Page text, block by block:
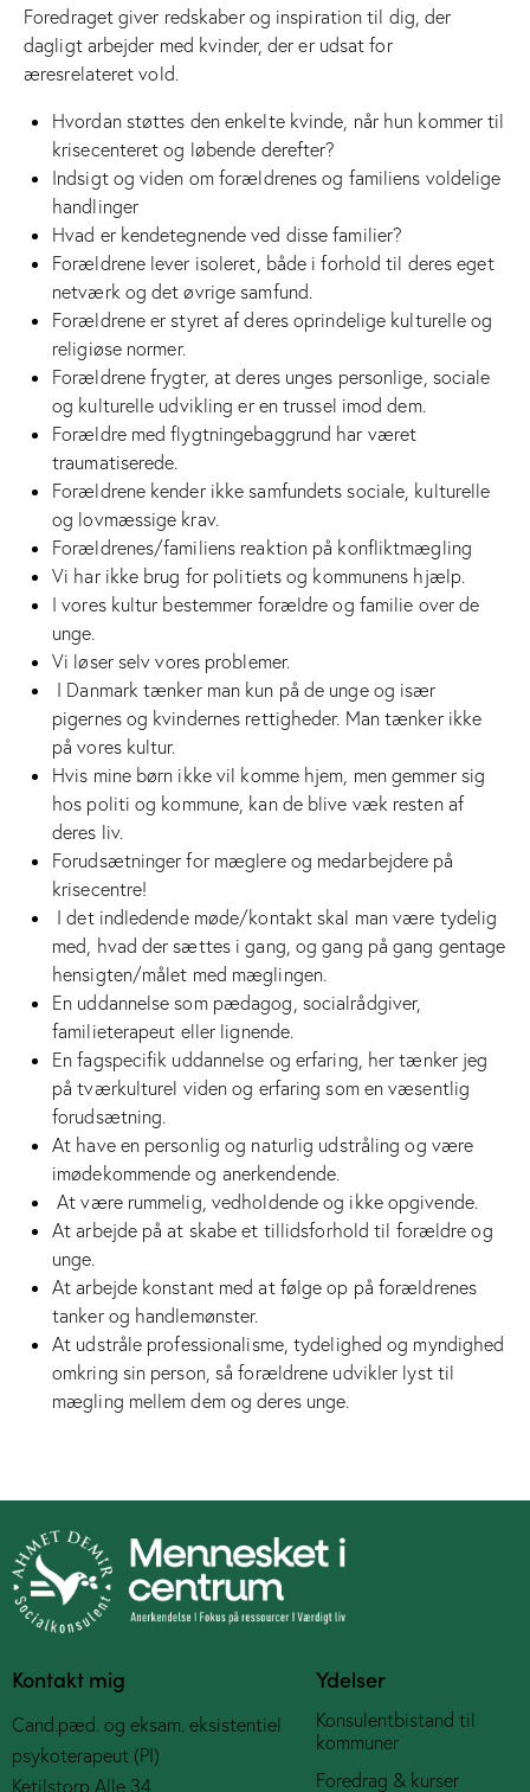
Foredraget giver redskaber og inspiration til dig, der
dagligt arbejder med kvinder, der er udsat for
æresrelateret vold.
Hvordan støttes den enkelte kvinde, når hun kommer til
krisecenteret og løbende derefter?
Indsigt og viden om forældrenes og familiens voldelige
handlinger
Hvad er kendetegnende ved disse familier?
Forældrene lever isoleret, både i forhold til deres eget
netværk og det øvrige samfund.
Forældrene er styret af deres oprindelige kulturelle og
religiøse normer.
Forældrene frygter, at deres unges personlige, sociale
og kulturelle udvikling er en trussel imod dem.
Forældre med flygtningebaggrund har været
traumatiserede.
Forældrene kender ikke samfundets sociale, kulturelle
og lovmæssige krav.
Forældrenes/familiens reaktion på konfliktmægling
Vi har ikke brug for politiets og kommunens hjælp.
I vores kultur bestemmer forældre og familie over de
unge.
Vi løser selv vores problemer.
I Danmark tænker man kun på de unge og især
pigernes og kvindernes rettigheder. Man tænker ikke
på vores kultur.
Hvis mine børn ikke vil komme hjem, men gemmer sig
hos politi og kommune, kan de blive væk resten af
deres liv.
Forudsætninger for mæglere og medarbejdere på
krisecentre!
I det indledende møde/kontakt skal man være tydelig
med, hvad der sættes i gang, og gang på gang gentage
hensigten/målet med mæglingen.
En uddannelse som pædagog, socialrådgiver,
familieterapeut eller lignende.
En fagspecifik uddannelse og erfaring, her tænker jeg
på tværkulturel viden og erfaring som en væsentlig
forudsætning.
At have en personlig og naturlig udstråling og være
imødekommende og anerkendende.
At være rummelig, vedholdende og ikke opgivende.
At arbejde på at skabe et tillidsforhold til forældre og
unge.
At arbejde konstant med at følge op på forældrenes
tanker og handlemønster.
At udstråle professionalisme, tydelighed og myndighed
omkring sin person, så forældrene udvikler lyst til
mægling mellem dem og deres unge.
Kontakt mig
Cand.pæd. og eksam. eksistentiel
psykoterapeut (PI)
Ketilstorp Alle 34
Ydelser
Konsulentbistand til
kommuner
Foredrag & kurser